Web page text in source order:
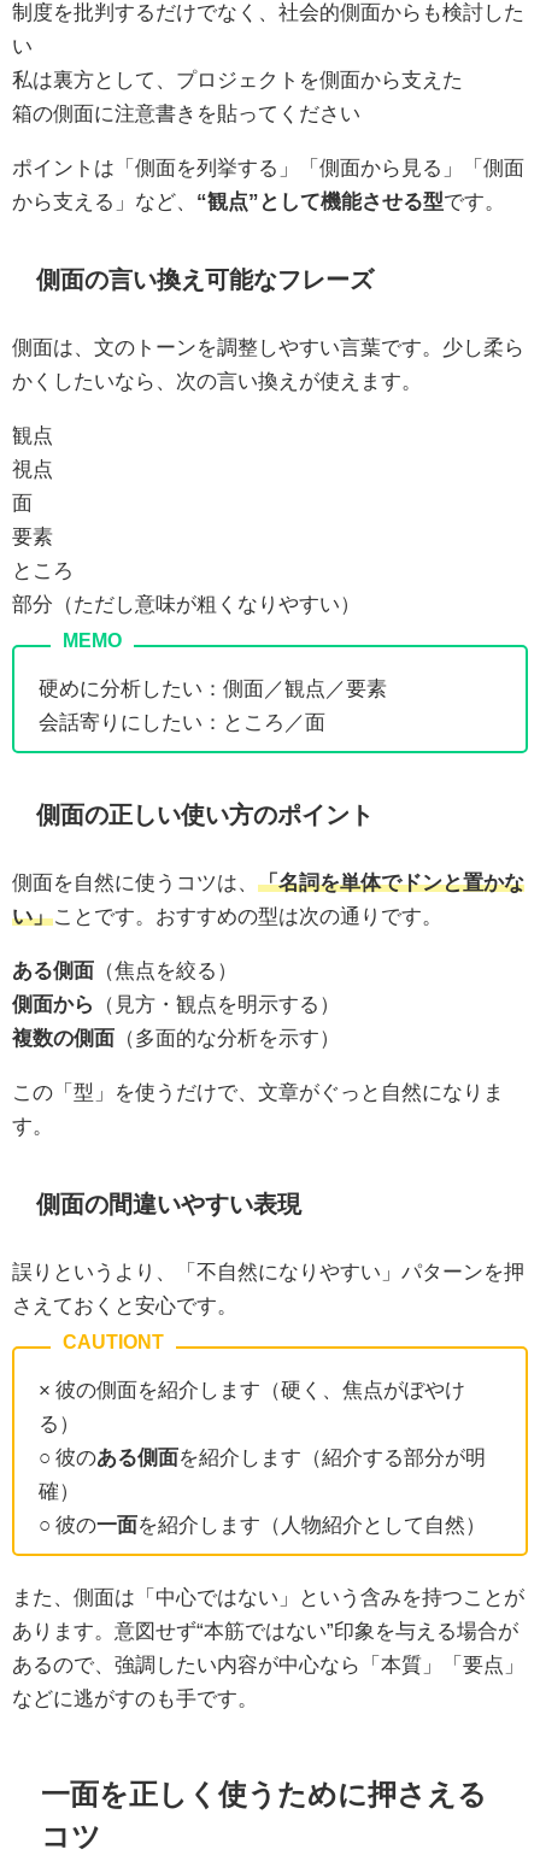
制度を批判するだけでなく、社会的側面からも検討した
い
私は裏方として、プロジェクトを側面から支えた
箱の側面に注意書きを貼ってください
ポイントは「側面を列挙する」「側面から見る」「側面
から支える」など、 “観点”として機能させる型です。
側面の言い換え可能なフレーズ
側面は、文のトーンを調整しやすい言葉です。少し柔ら
かくしたいなら、次の言い換えが使えます。
観点
視点
面
要素
ところ
部分（ただし意味が粗くなりやすい）
硬めに分析したい：側面／観点／要素
会話寄りにしたい：ところ／面
側面の正しい使い方のポイント
側面を自然に使うコツは、 「名詞を単体でドンと置かな
い」ことです。おすすめの型は次の通りです。
ある側面 （焦点を絞る）
側面から
（見方・観点を明示する）
複数の側面 （多面的な分析を示す）
この「型」を使うだけで、文章がぐっと自然になりま
す。
側面の間違いやすい表現
誤りというより、「不自然になりやすい」パターンを押
さえておくと安心です。
× 彼の側面を紹介します（硬く、焦点がぼやけ
る）
○ 彼のある側面を紹介します（紹介する部分が明
確）
○ 彼の一面を紹介します（人物紹介として自然）
また、側面は「中心ではない」という含みを持つことが
あります。意図せず“本筋ではない”印象を与える場合が
あるので、強調したい内容が中心なら「本質」「要点」
などに逃がすのも手です。
一面を正しく使うために押さえる
コツ